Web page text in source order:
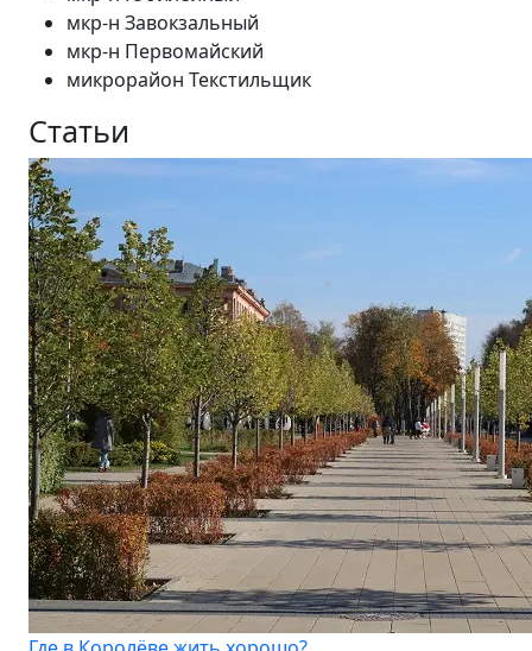
мкр-н Завокзальный
мкр-н Первомайский
микрорайон Текстильщик
Статьи